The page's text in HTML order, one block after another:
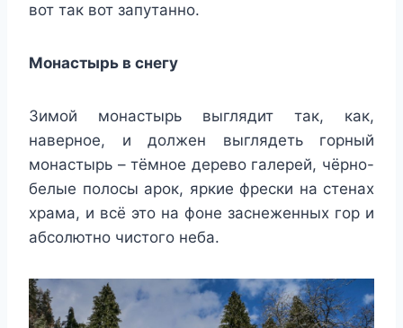
вот так вот запутанно.
Монастырь в снегу
Зимой монастырь выглядит так, как,
наверное, и должен выглядеть горный
монастырь – тёмное дерево галерей, чёрно-
белые полосы арок, яркие фрески на стенах
храма, и всё это на фоне заснеженных гор и
абсолютно чистого неба.